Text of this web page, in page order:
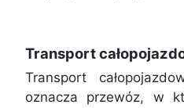
Transport
Transport
oznacza przewóz, w